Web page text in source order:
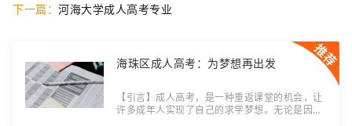
下一篇： 河海大学成人高考专业
海珠区成人高考：为梦想再出发
【引言】成人高考，是一种重返课堂的机会，让
许多成年人实现了自己的求学梦想。无论是因为